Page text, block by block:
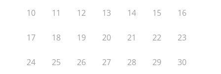
10 11 12 13 14 15 16
17 18 19 20 21 22 23
24 25 26 27 28 29 30